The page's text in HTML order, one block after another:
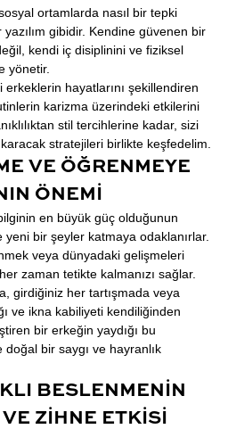
ortamlarda nasıl bir tepki
gibidir. Kendine güvenen bir
kendi iç disiplinini ve fiziksel
yönetir.
hayatlarını şekillendiren
karizma üzerindeki etkilerini
stil tercihlerine kadar, sizi
stratejileri birlikte keşfedelim.
VE ÖĞRENMEYE
ÖNEMI
en büyük güç olduğunun
bir şeyler katmaya odaklanırlar.
veya dünyadaki gelişmeleri
zaman tetikte kalmanızı sağlar.
girdiğiniz her tartışmada veya
ve ikna kabiliyeti kendiliğinden
bir erkeğin yaydığı bu
bir saygı ve hayranlık
BESLENMENIN
ZIHNE ETKISI